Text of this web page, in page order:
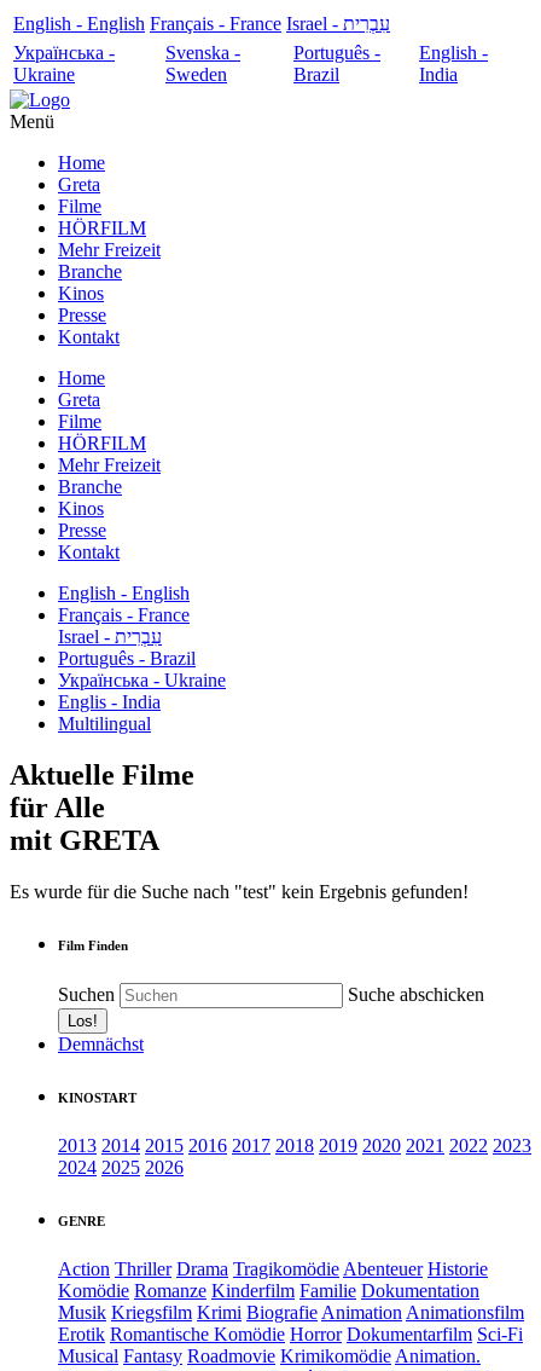
English - English Français - France
עִבְרִית - Israel
Українська -
Ukraine
Svenska -
Sweden
Português -
Brazil
English -
India
Menü
Home
Greta
Filme
HÖRFILM
Mehr Freizeit
Branche
Kinos
Presse
Kontakt
Home
Greta
Filme
HÖRFILM
Mehr Freizeit
Branche
Kinos
Presse
Kontakt
English - English
Français - France
עִבְרִית - Israel
Português - Brazil
Українська - Ukraine
Englis - India
Multilingual
Aktuelle Filme
für Alle
mit GRETA
Es wurde für die Suche nach "test" kein Ergebnis gefunden!
Film Finden
Suchen Suche abschicken
Demnächst
KINOSTART
2013 2014 2015 2016 2017 2018 2019 2020 2021 2022 2023
2024 2025 2026
GENRE
Action Thriller Drama Tragikomödie Abenteuer Historie
Komödie Romanze Kinderfilm Familie Dokumentation
Musik Kriegsfilm Krimi Biografie Animation Animationsfilm
Erotik Romantische Komödie Horror Dokumentarfilm Sci-Fi
Musical Fantasy Roadmovie Krimikomödie Animation.